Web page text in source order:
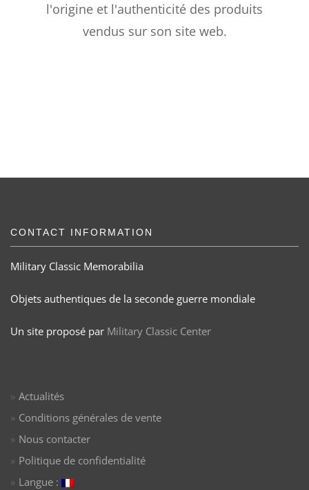
l'origine et l'authenticité des produits
vendus sur son site web.
CONTACT INFORMATION
Military Classic Memorabilia
Objets authentiques de la seconde guerre mondiale
Un site proposé par Military Classic Center
Actualités
Conditions générales de vente
Nous contacter
Politique de confidentialité
Langue :